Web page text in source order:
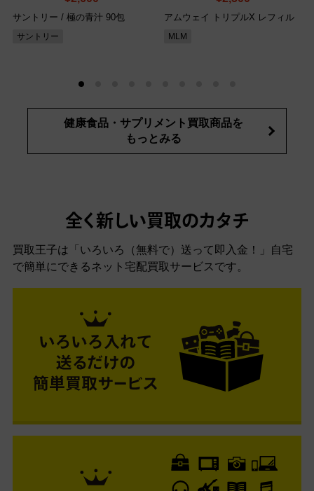
サントリー / 極の青汁 90包
サントリー
アムウェイ トリプルX レフィル
MLM
健康食品・サプリメント買取商品を
もっとみる
全く新しい買取のカタチ
買取王子は「いろいろ（無料で）送って即入金！」自宅
で簡単にできるネット宅配買取サービスです。